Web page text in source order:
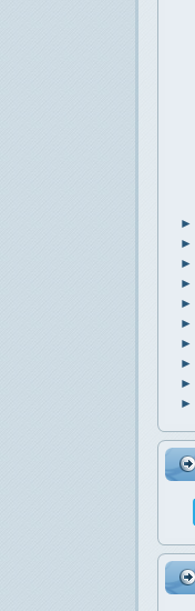
►
►
►
►
►
►
►
►
►
►